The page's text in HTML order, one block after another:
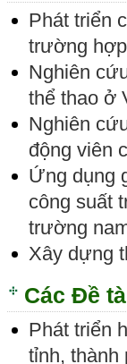
Phát triển
trường
Nghiên
thể thao ở
Nghiên
động viên
Ứng dụng
công suất
trường
Xây dựng
Các Đề
Phát triển
tỉnh, thành